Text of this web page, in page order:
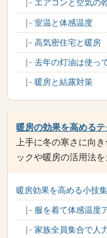
|- エアコンと空気の
|- 室温と体感温度
|- 高気密住宅と暖房
|- 去年の灯油は使っ
|- 暖房と結露対策
暖房の効果を高める
上手に冬の寒さに向
ックや暖房の活用法
暖房効果を高める小技集
|- 服を着て体感温度
|- 家族全員集合で人